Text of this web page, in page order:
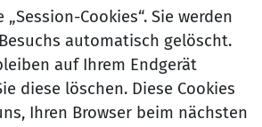
Cookies“. Sie werden
automatisch gelöscht.
auf Ihrem Endgerät
diese löschen. Diese Cookies
Ihren Browser beim nächsten